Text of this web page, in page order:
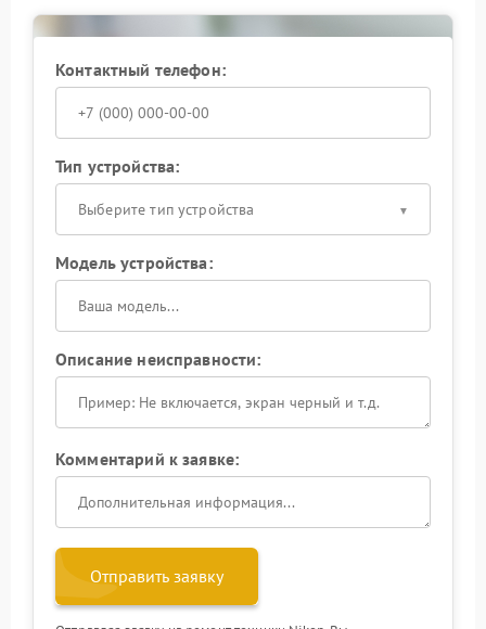
Контактный телефон:
Тип устройства:
Выберите тип устройства
Модель устройства:
Описание неисправности:
Комментарий к заявке:
Отправить заявку